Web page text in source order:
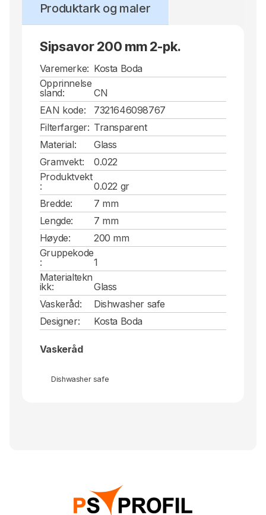
Produktark og maler
Sipsavor 200 mm 2-pk.
Varemerke: Kosta Boda
Opprinnelse
sland:
CN
EAN kode:
7321646098767
Filterfarger: Transparent
Material:
Glass
Gramvekt:
0.022
Produktvekt
:
0.022 gr
Bredde:
7 mm
Lengde:
7 mm
Høyde:
200 mm
Gruppekode
:
1
Materialtekn
ikk:
Glass
Vaskeråd:
Dishwasher safe
Designer:
Kosta Boda
Vaskeråd
Dishwasher safe